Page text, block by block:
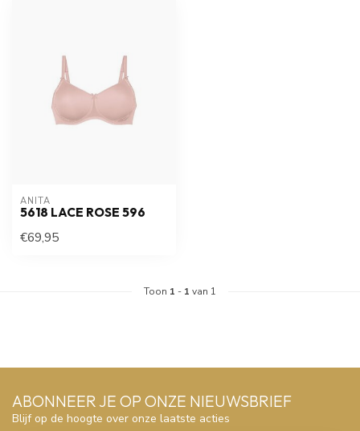
ANITA
5618 LACE ROSE 596
€69,95
Toon 1 - 1 van 1
ABONNEER JE OP ONZE NIEUWSBRIEF
Blijf op de hoogte over onze laatste acties